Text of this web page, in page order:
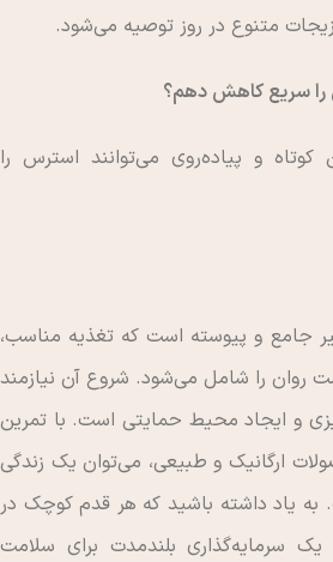
و پیاده‌روی می‌توانند استرس را
جامع و پیوسته است که تغذیه مناسب،
روان را شامل می‌شود. شروع آن نیازمند
و ایجاد محیط حمایتی است. با تمرین
ارگانیک و طبیعی، می‌توان یک زندگی
به یاد داشته باشید که هر قدم کوچک در
سرمایه‌گذاری بلندمدت برای سلامت